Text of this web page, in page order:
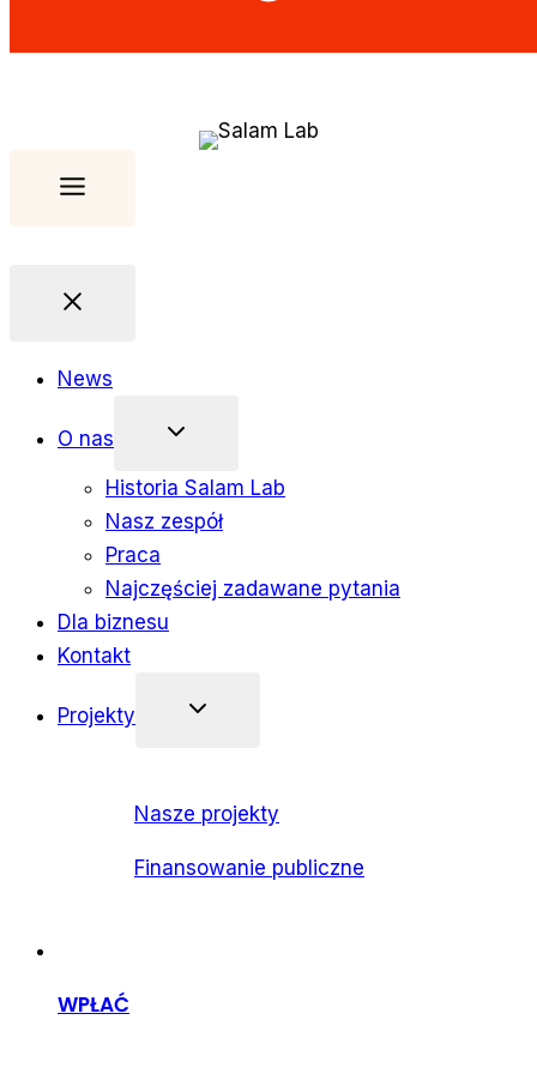
News
O nas
Historia Salam Lab
Nasz zespół
Praca
Najczęściej zadawane pytania
Dla biznesu
Kontakt
Projekty
Nasze projekty
Finansowanie publiczne
WPŁAĆ